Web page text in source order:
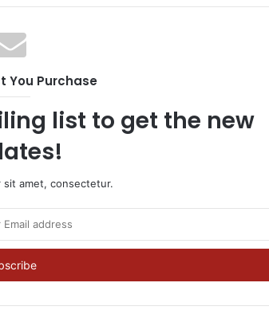
You Purchase
list to get the new
sit amet, consectetur.